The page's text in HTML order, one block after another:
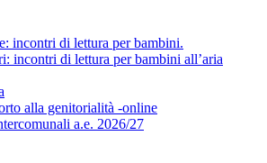
incontri di lettura per bambini.
incontri di lettura per bambini all’aria
alla genitorialità -online
a.e. 2026/27